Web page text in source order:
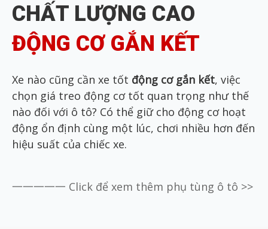
CHẤT LƯỢNG CAO
ĐỘNG CƠ GẮN KẾT
Xe nào cũng cần xe tốt động cơ gắn kết, việc
chọn giá treo động cơ tốt quan trọng như thế
nào đối với ô tô? Có thể giữ cho động cơ hoạt
động ổn định cùng một lúc, chơi nhiều hơn đến
hiệu suất của chiếc xe.
一一一一一 Click để xem thêm phụ tùng ô tô >>